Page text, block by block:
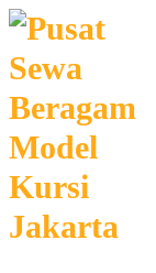
Lewati
konten